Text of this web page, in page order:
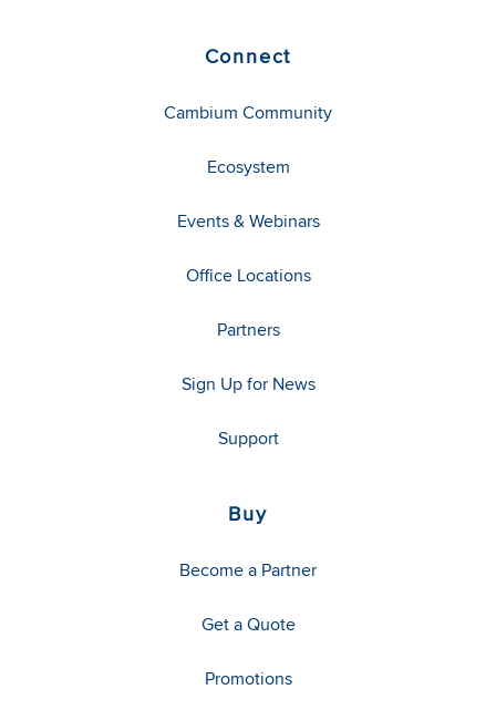
Connect
Cambium Community
Ecosystem
Events & Webinars
Office Locations
Partners
Sign Up for News
Support
Buy
Become a Partner
Get a Quote
Promotions